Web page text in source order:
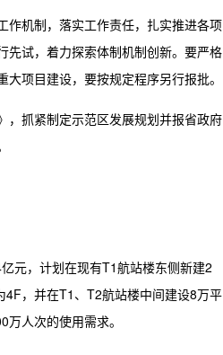
作机制，落实工作责任，扎实推进各项
先试，着力探索体制机制创新。要严格
项目建设，要按规定程序另行报批。
，抓紧制定示范区发展规划并报省政府
元，计划在现有T1航站楼东侧新建2
，并在T1、T2航站楼中间建设8万平
人次的使用需求。